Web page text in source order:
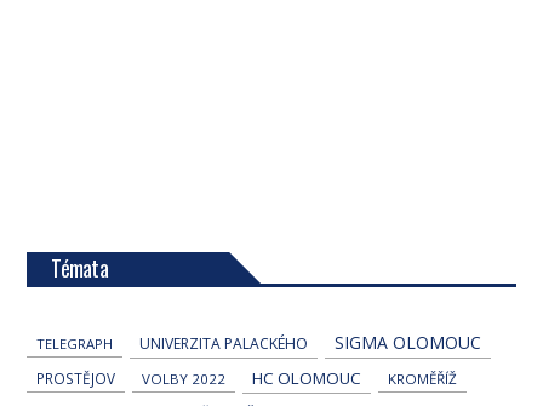
Témata
TELEGRAPH UNIVERZITA PALACKÉHO SIGMA OLOMOUC
PROSTĚJOV VOLBY 2022 HC OLOMOUC
KROMĚŘÍŽ